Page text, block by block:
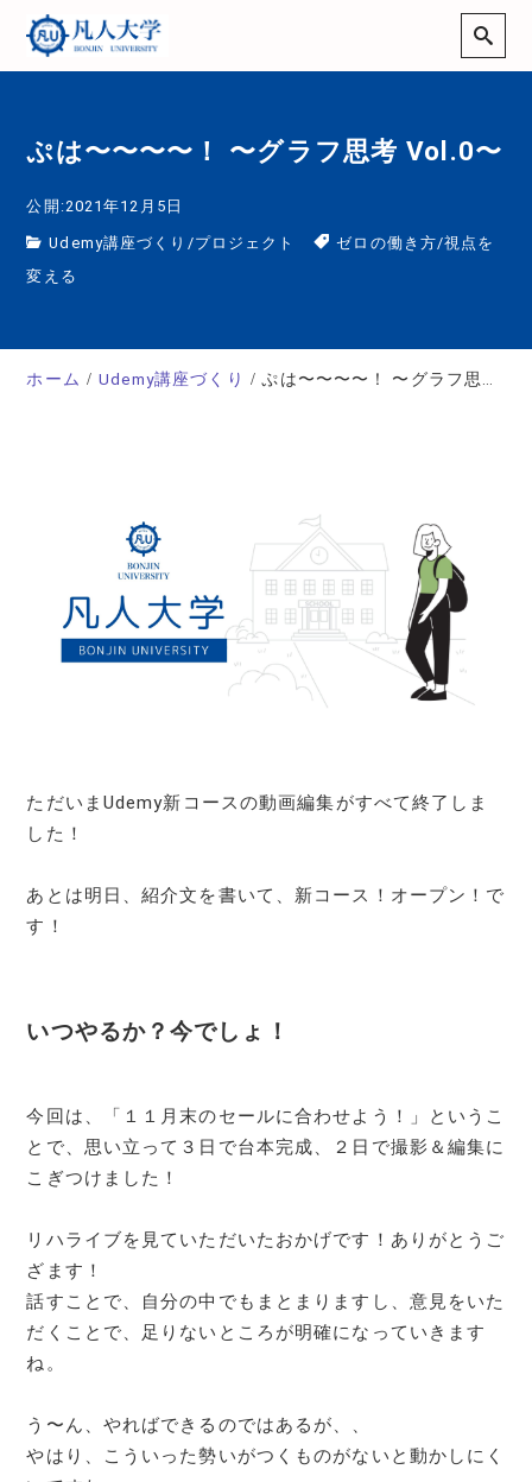
ぷは〜〜〜〜！ 〜グラフ思考 Vol.0〜
公開:2021年12月5日
Udemy講座づくり /プロジェクト ゼロの働き方/視点を
変える
ホーム Udemy講座づくり ぷは〜〜〜〜！ 〜グラフ思考 Vol.0〜
ただいまUdemy新コースの動画編集がすべて終了しま
した！
あとは明日、紹介文を書いて、新コース！オープン！で
す！
いつやるか？今でしょ！
今回は、「１１月末のセールに合わせよう！」というこ
とで、思い立って３日で台本完成、２日で撮影＆編集に
こぎつけました！
リハライブを見ていただいたおかげです！ありがとうご
ざます！
話すことで、自分の中でもまとまりますし、意見をいた
だくことで、足りないところが明確になっていきます
ね。
う〜ん、やればできるのではあるが、、
やはり、こういった勢いがつくものがないと動かしにく